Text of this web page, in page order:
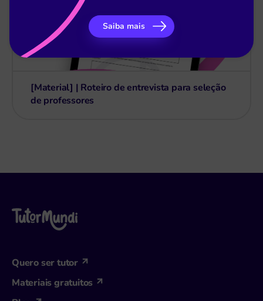
[Material] | Roteiro de entrevista para seleção
de professores
Quero ser tutor
Materiais gratuitos
Saiba mais